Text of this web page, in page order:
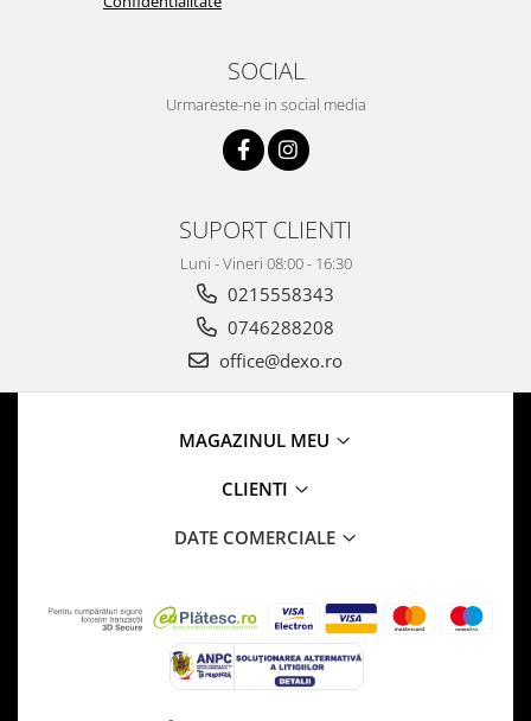
SOCIAL
Urmareste-ne in social media
SUPORT CLIENTI
Luni - Vineri 08:00 - 16:30
0215558343
0746288208
office@dexo.ro
MAGAZINUL MEU
CLIENTI
DATE COMERCIALE